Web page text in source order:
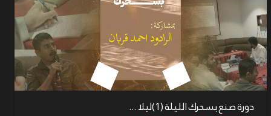
دورة صنع بسحرك الليلة (1)ليلا ...